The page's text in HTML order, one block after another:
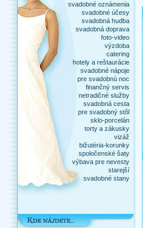
svadobné oznámenia
svadobné účesy
svadobná hudba
svadobná doprava
foto-video
výzdoba
catering
hotely a reštaurácie
svadobné nápoje
pre svadobnú noc
finančný servis
netradičné služby
svadobná cesta
pre svadobný stôl
sklo-porcelán
torty a zákusky
vizáž
bižutéria-korunky
spoločenské šaty
výbava pre nevesty
starejší
svadobné stany